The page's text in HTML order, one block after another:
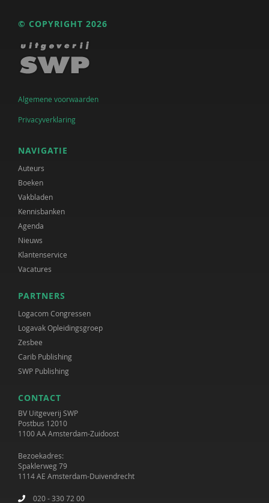
© COPYRIGHT 2026
Algemene voorwaarden
Privacyverklaring
NAVIGATIE
Auteurs
Boeken
Vakbladen
Kennisbanken
Agenda
Nieuws
Klantenservice
Vacatures
PARTNERS
Logacom Congressen
Logavak Opleidingsgroep
Zesbee
Carib Publishing
SWP Publishing
CONTACT
BV Uitgeverij SWP
Postbus 12010
1100 AA Amsterdam-Zuidoost
Bezoekadres:
Spaklerweg 79
1114 AE Amsterdam-Duivendrecht
020 - 330 72 00